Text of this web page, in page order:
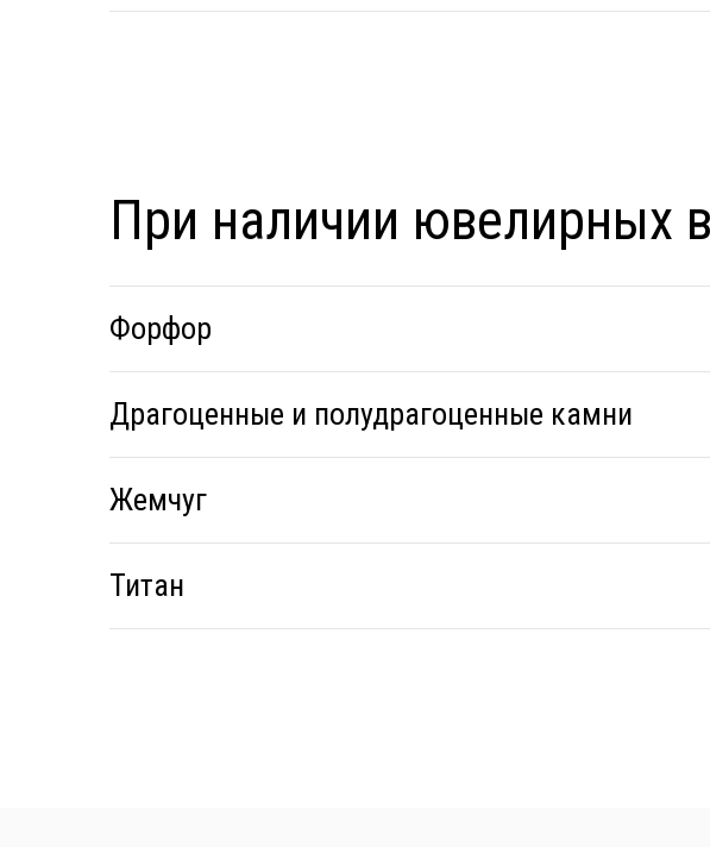
При наличии ювелирных
Форфор
Драгоценные и полудрагоценные камни
Жемчуг
Титан